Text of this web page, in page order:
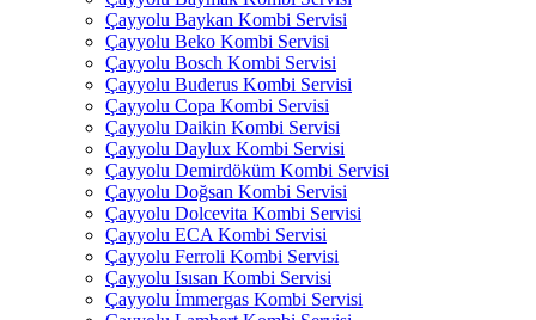
Çayyolu Baykan Kombi Servisi
Çayyolu Beko Kombi Servisi
Çayyolu Bosch Kombi Servisi
Çayyolu Buderus Kombi Servisi
Çayyolu Copa Kombi Servisi
Çayyolu Daikin Kombi Servisi
Çayyolu Daylux Kombi Servisi
Çayyolu Demirdöküm Kombi Servisi
Çayyolu Doğsan Kombi Servisi
Çayyolu Dolcevita Kombi Servisi
Çayyolu ECA Kombi Servisi
Çayyolu Ferroli Kombi Servisi
Çayyolu Isısan Kombi Servisi
Çayyolu İmmergas Kombi Servisi